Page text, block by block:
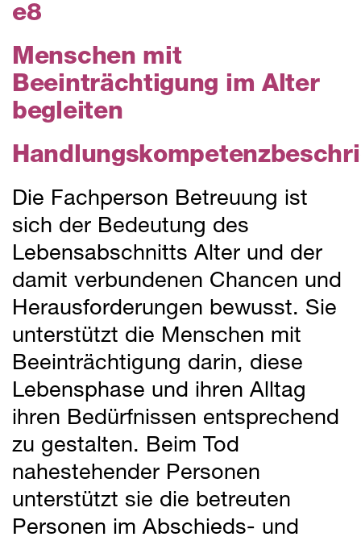
e8
Menschen mit
Beeinträchtigung im Alter
begleiten
Die Fachperson Betreuung ist
sich der Bedeutung des
Lebensabschnitts Alter und der
damit verbundenen Chancen und
Herausforderungen bewusst. Sie
unterstützt die Menschen mit
Beeinträchtigung darin, diese
Lebensphase und ihren Alltag
ihren Bedürfnissen entsprechend
zu gestalten. Beim Tod
nahestehender Personen
unterstützt sie die betreuten
Personen im Abschieds- und